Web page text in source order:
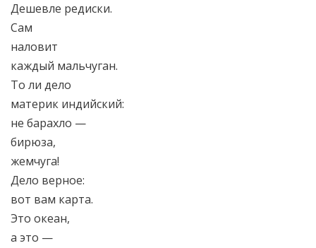
Дешевле редиски.
Сам
наловит
каждый мальчуган.
То ли дело
материк индийский:
не барахло —
бирюза,
жемчуга!
Дело верное:
вот вам карта.
Это океан,
а это —